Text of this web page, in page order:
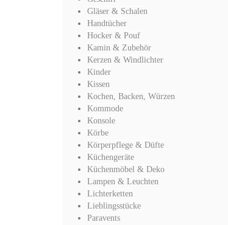
Gläser & Schalen
Handtücher
Hocker & Pouf
Kamin & Zubehör
Kerzen & Windlichter
Kinder
Kissen
Kochen, Backen, Würzen
Kommode
Konsole
Körbe
Körperpflege & Düfte
Küchengeräte
Küchenmöbel & Deko
Lampen & Leuchten
Lichterketten
Lieblingsstücke
Paravents